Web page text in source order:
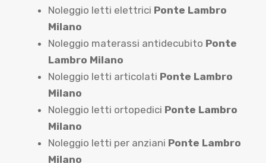
Noleggio letti elettrici Ponte Lambro
Milano
Noleggio materassi antidecubito Ponte
Lambro Milano
Noleggio letti articolati Ponte Lambro
Milano
Noleggio letti ortopedici Ponte Lambro
Milano
Noleggio letti per anziani Ponte Lambro
Milano